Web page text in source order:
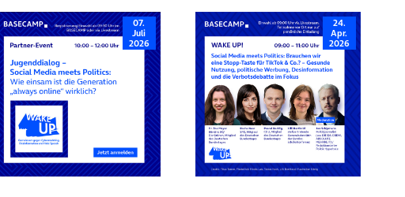
07.
Juli
2026
24.
Apr.
2026